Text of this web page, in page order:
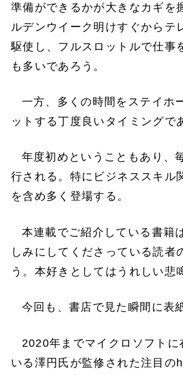
準備ができるかが大きなカギを
ルデンウイーク明けすぐからテ
駆使し、フルスロットルで仕事
も多いであろう。
一方、多くの時間をステイホ
ットする丁度良いタイミングで
年度初めということもあり、
行される。特にビジネススキル
を含め多く登場する。
本連載でご紹介している書籍
しみにしてくださっている読
う。本好きとしてはうれしい悲
今回も、書店で見た瞬間に表
2020年までマイクロソフト
いる澤円氏が監修された注目の